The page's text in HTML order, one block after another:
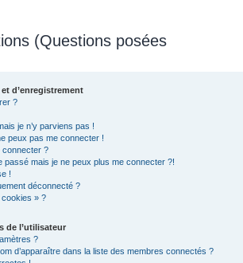
(Questions posées
d’enregistrement
?
je n’y parviens pas !
peux pas me connecter !
connecter ?
passé mais je ne peux plus me connecter ?!
!
déconnecté ?
» ?
de l’utilisateur
?
d’apparaître dans la liste des membres connectés ?